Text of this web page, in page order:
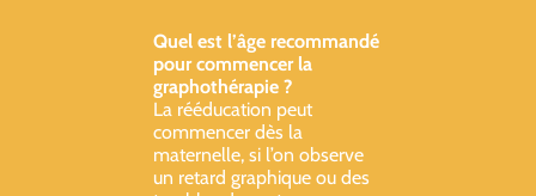
Quel est l’âge recommandé
pour commencer la
graphothérapie ?
La rééducation peut
commencer dès la
maternelle, si l’on observe
un retard graphique ou des